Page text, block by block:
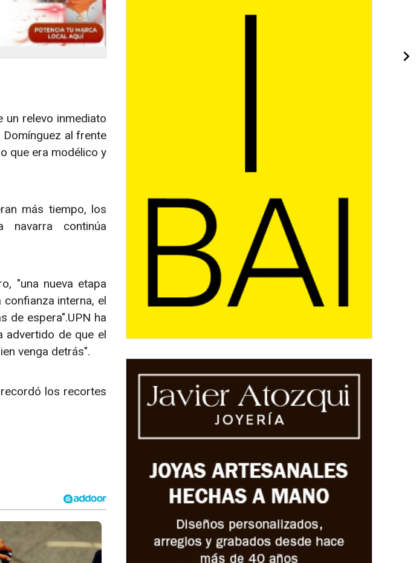
un relevo inmediato
Domínguez al frente
que era modélico y
más tiempo, los
navarra continúa
"una nueva etapa
interna, el
de espera".UPN ha
advertido de que el
venga detrás".
los recortes